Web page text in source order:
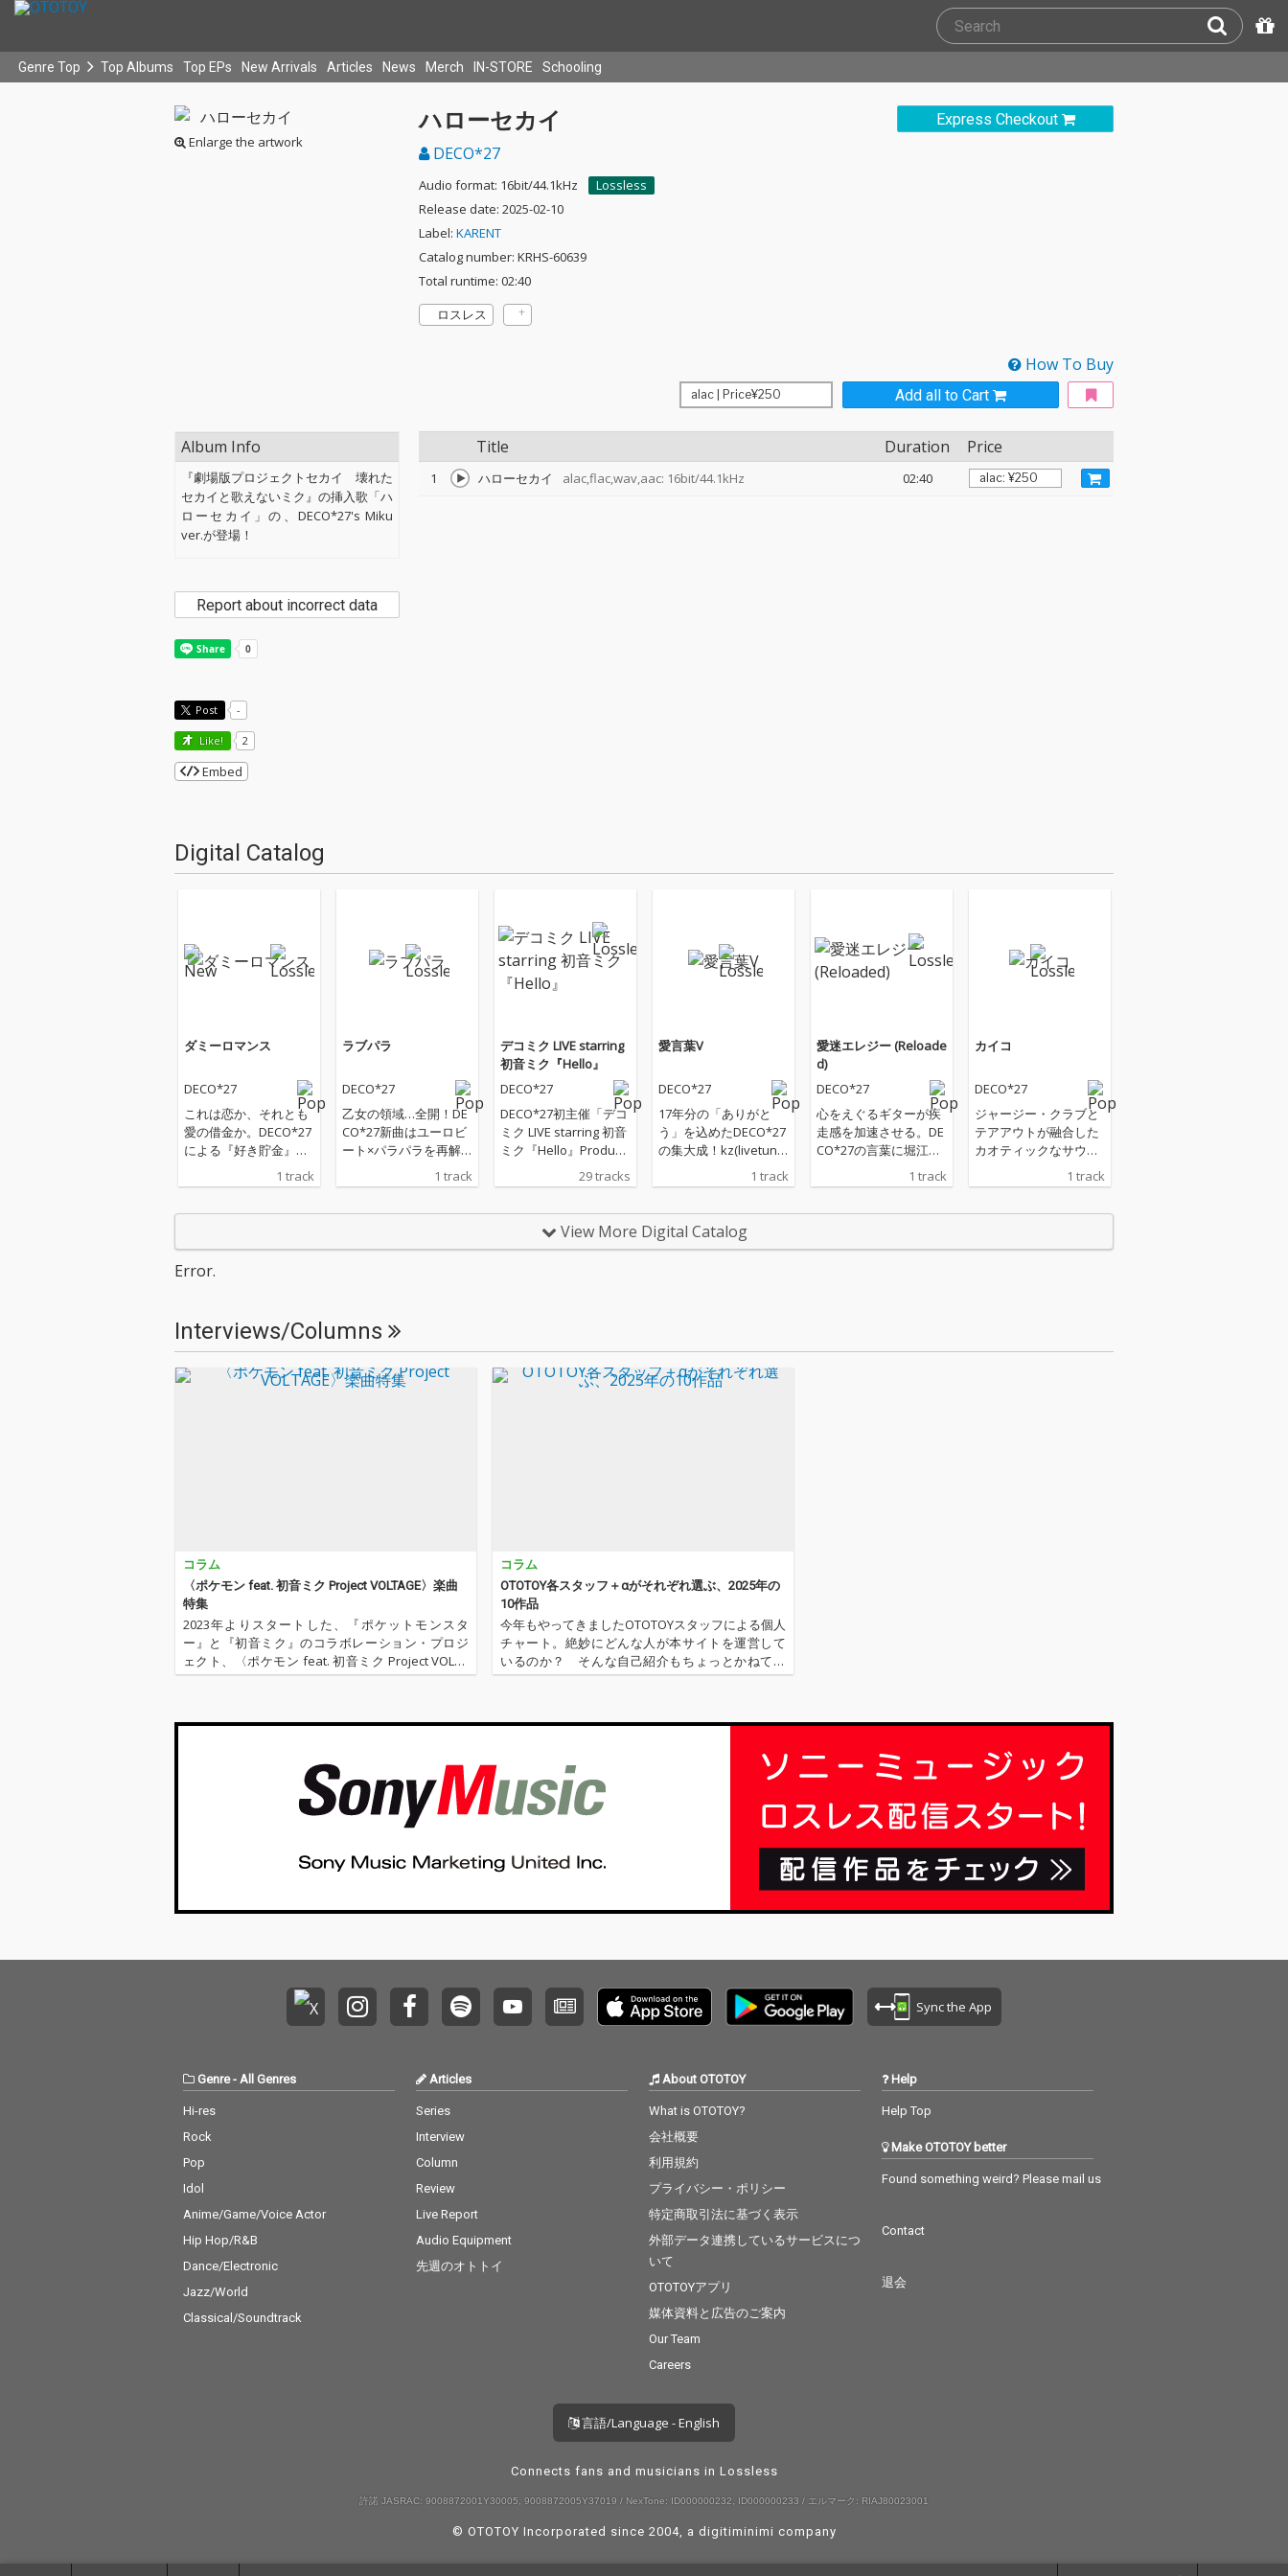
Genre Top Top Albums Top EPs New Arrivals Articles News Merch IN-STORE Schooling
Enlarge the artwork
Express Checkout
ハローセカイ
DECO*27
Audio format: 16bit/44.1kHz
Lossless
Release date: 2025-02-10
Label: KARENT
Catalog number: KRHS-60639
Total runtime: 02:40
ロスレス
How To Buy
Add all to Cart
Title Duration Price
1 ハローセカイ alac,flac,wav,aac: 16bit/44.1kHz 02:40
Album Info
『劇場版プロジェクトセカイ 壊れた
セカイと歌えないミク』の挿入歌「ハ
ローセカイ」の、DECO*27's Miku
ver.が登場！
Report about incorrect data
Post -
Like! 2
Embed
Digital Catalog
ダミーロマンス
DECO*27
これは恋か、それとも
愛の借金か。DECO*27
による『好き貯金』を
崩し続ける、令和のAT
M女子讃歌「ダミーロ
1 track
ラブパラ
DECO*27
乙女の領域…全開！DE
CO*27新曲はユーロビ
ート×パラパラを再解
愛チューン「ラブパ
1 track
デコミク LIVE starring
初音ミク『Hello』
DECO*27
DECO*27初主催「デコ
ミク LIVE starring 初音
ミク『Hello』Produce
d by DECO*27 / OTOIR
O」の全公演曲を収
や「モザイクロール (R
eloaded)」など、今の
29 tracks
愛言葉V
DECO*27
17年分の「ありがと
う」を込めたDECO*27
の集大成！kz(livetune)
ョナルかつ開放感に満
ンセム」がついに解
禁！
1 track
愛迷エレジー (Reloade
d)
DECO*27
心をえぐるギターが疾
走感を加速させる。DE
CO*27の言葉に堀江晶
し、『愛迷エレジー (R
1 track
カイコ
DECO*27
ジャージー・クラブと
テアアウトが融合した
カオティックなサウン
『だった』に変わる瞬
1 track
View More Digital Catalog
Error.
Interviews/Columns
コラム
〈ポケモン feat. 初音ミク Project VOLTAGE〉楽曲
特集
2023年よりスタートした、『ポケットモンスタ
ー』と『初音ミク』のコラボレーション・プロジ
ェクト、〈ポケモン feat. 初音ミク Project VOLTA
GE〉（通称：ポケミク）。18タイプのポケモンを
コラム
OTOTOY各スタッフ＋αがそれぞれ選ぶ、2025年の
10作品
今年もやってきましたOTOTOYスタッフによる個人
チャート。絶妙にどんな人が本サイトを運営して
いるのか？ そんな自己紹介もちょっとかねてお
ります。2025年は、それぞれなにを聴いてOTOTO
Sync the App
Genre- All Genres
Hi-res
Rock
Pop
Idol
Anime/Game/Voice Actor
Hip Hop/R&B
Dance/Electronic
Jazz/World
Classical/Soundtrack
Articles
Series
Interview
Column
Review
Live Report
Audio Equipment
先週のオトトイ
About OTOTOY
What is OTOTOY?
会社概要
利用規約
プライバシー・ポリシー
特定商取引法に基づく表示
外部データ連携しているサービスにつ
いて
OTOTOYアプリ
媒体資料と広告のご案内
Our Team
Careers
Help
Help Top
Make OTOTOY better
Found something weird? Please mail us
Contact
退会
言語/Language - English
Connects fans and musicians in Lossless
許諾 JASRAC: 9008872001Y30005, 9008872005Y37019 / NexTone: ID000000232, ID000000233 / エルマーク: RIAJ80023001
© OTOTOY Incorporated since 2004, a digitiminimi company